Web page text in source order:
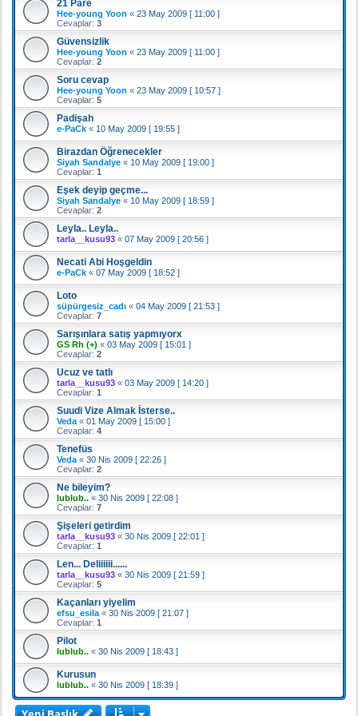
21 Pare
Hee-young Yoon « 23 May 2009 [ 11:00 ]
Cevaplar: 3
Güvensizlik
Hee-young Yoon « 23 May 2009 [ 11:00 ]
Cevaplar: 2
Soru cevap
Hee-young Yoon « 23 May 2009 [ 10:57 ]
Cevaplar: 5
Padişah
e-PaCk « 10 May 2009 [ 19:55 ]
Birazdan Öğrenecekler
Siyah Sandalye « 10 May 2009 [ 19:00 ]
Cevaplar: 1
Eşek deyip geçme...
Siyah Sandalye « 10 May 2009 [ 18:59 ]
Cevaplar: 2
Leyla.. Leyla..
tarla__kusu93 « 07 May 2009 [ 20:56 ]
Necati Abi Hoşgeldin
e-PaCk « 07 May 2009 [ 18:52 ]
Loto
süpürgesiz_cadı « 04 May 2009 [ 21:53 ]
Cevaplar: 7
Sarışınlara satış yapmıyorx
GS Rh (+) « 03 May 2009 [ 15:01 ]
Cevaplar: 2
Ucuz ve tatlı
tarla__kusu93 « 03 May 2009 [ 14:20 ]
Cevaplar: 1
Suudi Vize Almak İsterse..
Veda « 01 May 2009 [ 15:00 ]
Cevaplar: 4
Tenefüs
Veda « 30 Nis 2009 [ 22:26 ]
Cevaplar: 2
Ne bileyim?
lublub.. « 30 Nis 2009 [ 22:08 ]
Cevaplar: 7
Şişeleri getirdim
tarla__kusu93 « 30 Nis 2009 [ 22:01 ]
Cevaplar: 1
Len... Deliiiiii......
tarla__kusu93 « 30 Nis 2009 [ 21:59 ]
Cevaplar: 5
Kaçanları yiyelim
efsu_esila « 30 Nis 2009 [ 21:07 ]
Cevaplar: 1
Pilot
lublub.. « 30 Nis 2009 [ 18:43 ]
Kurusun
lublub.. « 30 Nis 2009 [ 18:39 ]